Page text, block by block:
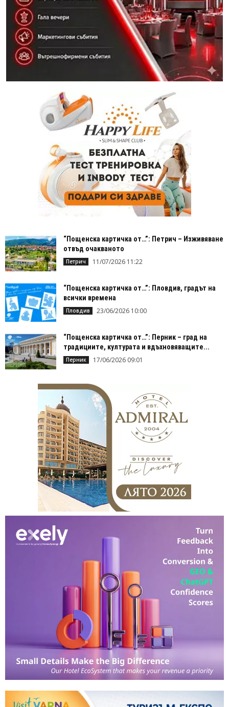
“Пощенска картичка от…”: Петрич – Изживяване
отвъд очакваното
Петрич 11/07/2026 11:22
“Пощенска картичка от…”: Пловдив, градът на
всички времена
Пловдив 23/06/2026 10:00
“Пощенска картичка от…”: Перник – град на
традициите, културата и вдъхновяващите...
Перник 17/06/2026 09:01